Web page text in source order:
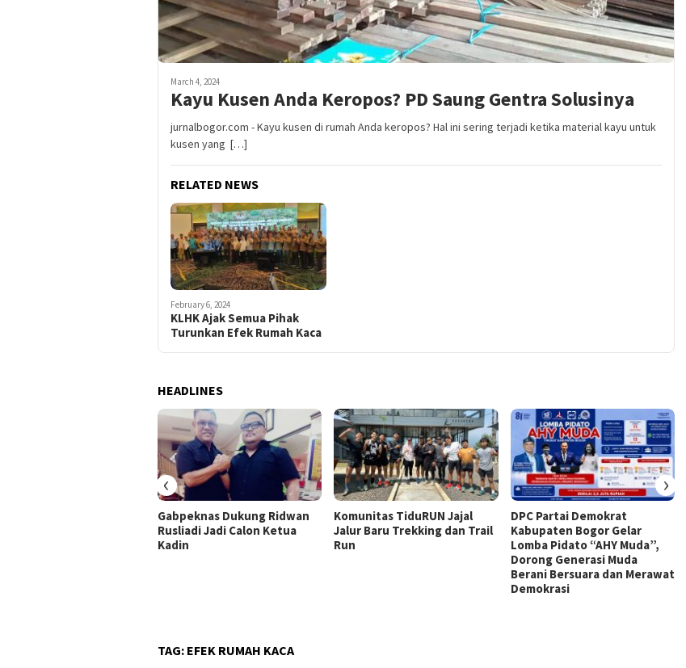
March 4, 2024
Kayu Kusen Anda Keropos? PD Saung Gentra Solusinya
jurnalbogor.com - Kayu kusen di rumah Anda keropos? Hal ini sering terjadi ketika material kayu untuk
kusen yang […]
RELATED NEWS
February 6, 2024
KLHK Ajak Semua Pihak
Turunkan Efek Rumah Kaca
HEADLINES
Gabpeknas Dukung Ridwan
Rusliadi Jadi Calon Ketua
Kadin
Komunitas TiduRUN Jajal
Jalur Baru Trekking dan Trail
Run
DPC Partai Demokrat
Kabupaten Bogor Gelar
Lomba Pidato “AHY Muda”,
Dorong Generasi Muda
Berani Bersuara dan Merawat
Demokrasi
‹ ›
TAG: EFEK RUMAH KACA